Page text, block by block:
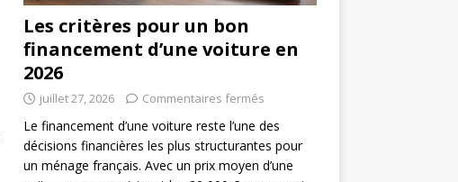
Les critères pour un bon
financement d’une voiture en
2026
juillet 27, 2026 Commentaires fermés
Le financement d’une voiture reste l’une des
décisions financières les plus structurantes pour
un ménage français. Avec un prix moyen d’une